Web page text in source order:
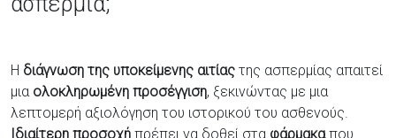
Η διάγνωση της υποκείμενης αιτίας της ασπερμίας απαιτεί
μια ολοκληρωμένη προσέγγιση, ξεκινώντας με μια
λεπτομερή αξιολόγηση του ιστορικού του ασθενούς.
Ιδιαίτερη προσοχή πρέπει να δοθεί στα φάρμακαπου